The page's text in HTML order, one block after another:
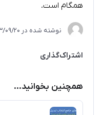
همگام است.
نوشته شده در 09/20
اشتراک‌گذاری
همچنین بخوانید...